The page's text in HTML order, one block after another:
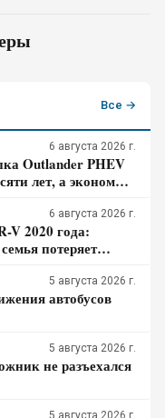
Все →
6 августа 2026 г.
Outlander PHEV
лет, а экономия
6 августа 2026 г.
V 2020 года:
потеряет
5 августа 2026 г.
автобусов
5 августа 2026 г.
не разъехался
5 августа 2026 г.